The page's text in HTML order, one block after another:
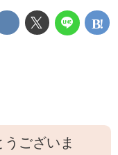
ございま